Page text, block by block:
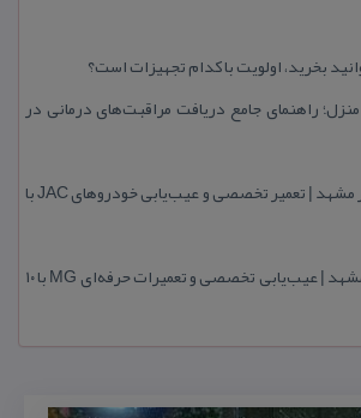
راهنمای جامع دریافت مراقبت‌های درمانی در
امداد خودرو جك در مشهد | تعمیر تخصصی و عیب‌یابی خودروهای JAC با
تعمیرگاه ام جی در مشهد | عیب‌یابی تخصصی و تعمیرات حرفه‌ای MG با ۱۰